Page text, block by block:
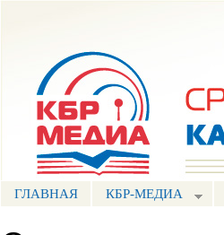
ГЛАВНАЯ КБР-МЕДИА